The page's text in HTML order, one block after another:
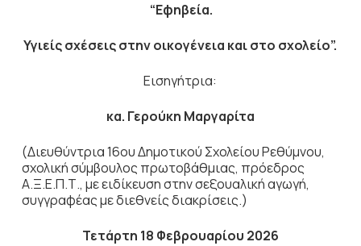
“Εφηβεία.
Υγιείς σχέσεις στην οικογένεια και στο σχολείο”.
Εισηγήτρια:
κα. Γερούκη Μαργαρίτα
(Διευθύντρια 16ου Δημοτικού Σχολείου Ρεθύμνου,
σχολική σύμβουλος πρωτοβάθμιας, πρόεδρος
Α.Ξ.Ε.Π.Τ., με ειδίκευση στην σεξουαλική αγωγή,
συγγραφέας με διεθνείς διακρίσεις.)
Τετάρτη 18 Φεβρουαρίου 2026